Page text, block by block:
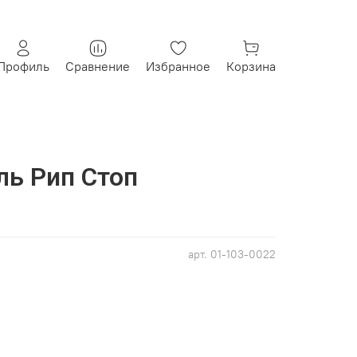
Сравнение Избранное Корзина
арт. 01-103-0022
Рип Стоп